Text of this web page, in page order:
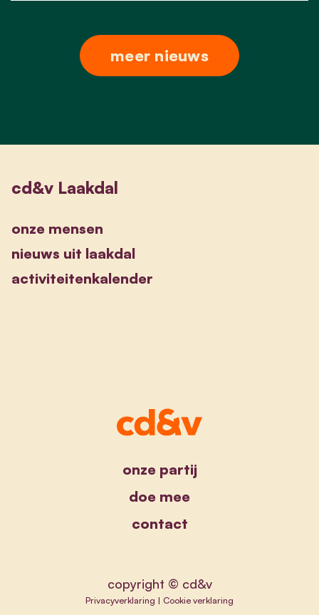
meer nieuws
cd&v Laakdal
onze mensen
nieuws uit laakdal
activiteitenkalender
onze partij
doe mee
contact
copyright © cd&v
Privacyverklaring | Cookie verklaring